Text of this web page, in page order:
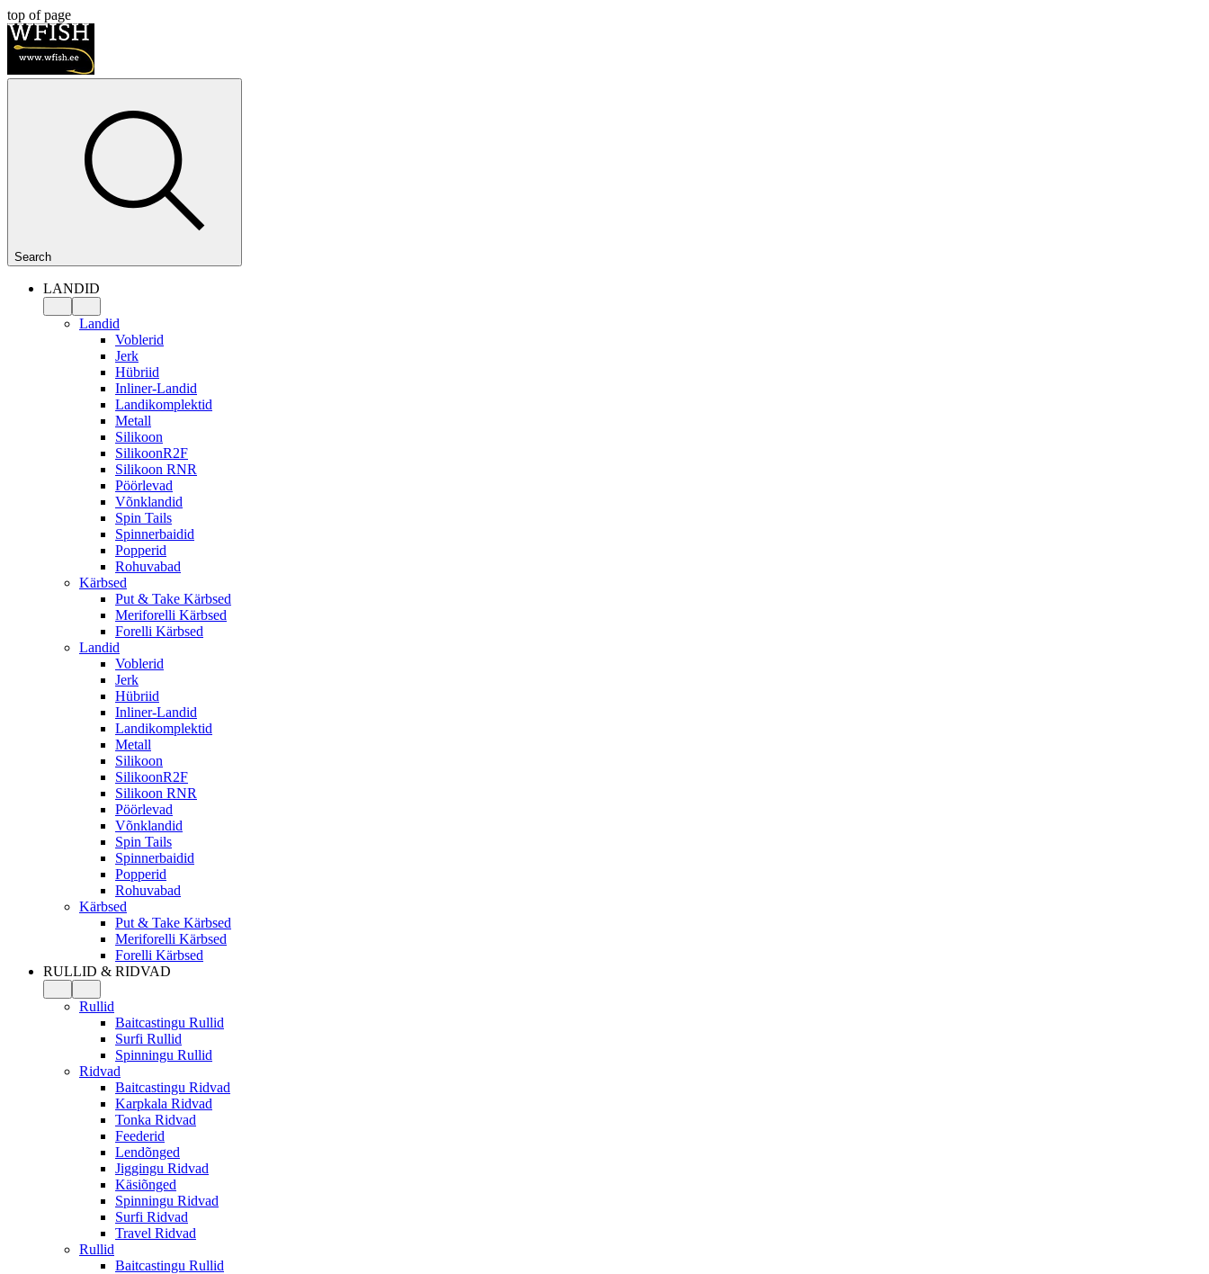
top of page
Search
LANDID
Landid
Voblerid
Jerk
Hübriid
Inliner-Landid
Landikomplektid
Metall
Silikoon
SilikoonR2F
Silikoon RNR
Pöörlevad
Võnklandid
Spin Tails
Spinnerbaidid
Popperid
Rohuvabad
Kärbsed
Put & Take Kärbsed
Meriforelli Kärbsed
Forelli Kärbsed
Landid
Voblerid
Jerk
Hübriid
Inliner-Landid
Landikomplektid
Metall
Silikoon
SilikoonR2F
Silikoon RNR
Pöörlevad
Võnklandid
Spin Tails
Spinnerbaidid
Popperid
Rohuvabad
Kärbsed
Put & Take Kärbsed
Meriforelli Kärbsed
Forelli Kärbsed
RULLID & RIDVAD
Rullid
Baitcastingu Rullid
Surfi Rullid
Spinningu Rullid
Ridvad
Baitcastingu Ridvad
Karpkala Ridvad
Tonka Ridvad
Feederid
Lendõnged
Jiggingu Ridvad
Käsiõnged
Spinningu Ridvad
Surfi Ridvad
Travel Ridvad
Rullid
Baitcastingu Rullid